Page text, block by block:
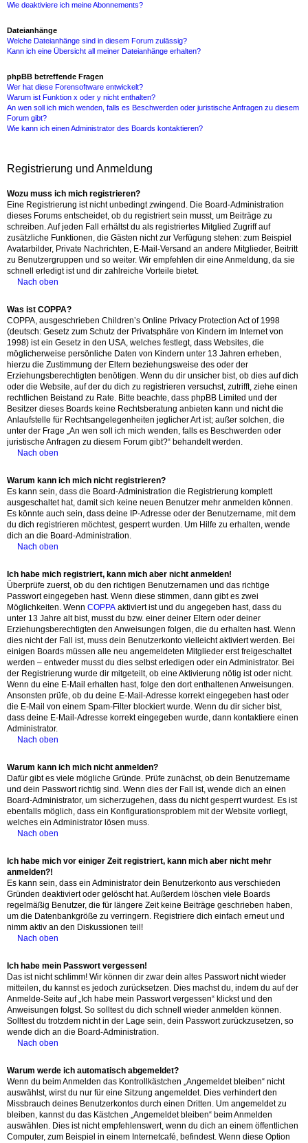
Wie deaktiviere ich meine Abonnements?
Dateianhänge
Welche Dateianhänge sind in diesem Forum zulässig?
Kann ich eine Übersicht all meiner Dateianhänge erhalten?
phpBB betreffende Fragen
Wer hat diese Forensoftware entwickelt?
Warum ist Funktion x oder y nicht enthalten?
An wen soll ich mich wenden, falls es Beschwerden oder juristische Anfragen zu diesem
Forum gibt?
Wie kann ich einen Administrator des Boards kontaktieren?
Registrierung und Anmeldung
Wozu muss ich mich registrieren?
Eine Registrierung ist nicht unbedingt zwingend. Die Board-Administration
dieses Forums entscheidet, ob du registriert sein musst, um Beiträge zu
schreiben. Auf jeden Fall erhältst du als registriertes Mitglied Zugriff auf
zusätzliche Funktionen, die Gästen nicht zur Verfügung stehen: zum Beispiel
Avatarbilder, Private Nachrichten, E-Mail-Versand an andere Mitglieder, Beitritt
zu Benutzergruppen und so weiter. Wir empfehlen dir eine Anmeldung, da sie
schnell erledigt ist und dir zahlreiche Vorteile bietet.
Nach oben
Was ist COPPA?
COPPA, ausgeschrieben Children’s Online Privacy Protection Act of 1998
(deutsch: Gesetz zum Schutz der Privatsphäre von Kindern im Internet von
1998) ist ein Gesetz in den USA, welches festlegt, dass Websites, die
möglicherweise persönliche Daten von Kindern unter 13 Jahren erheben,
hierzu die Zustimmung der Eltern beziehungsweise des oder der
Erziehungsberechtigten benötigen. Wenn du dir unsicher bist, ob dies auf dich
oder die Website, auf der du dich zu registrieren versuchst, zutrifft, ziehe einen
rechtlichen Beistand zu Rate. Bitte beachte, dass phpBB Limited und der
Besitzer dieses Boards keine Rechtsberatung anbieten kann und nicht die
Anlaufstelle für Rechtsangelegenheiten jeglicher Art ist; außer solchen, die
unter der Frage „An wen soll ich mich wenden, falls es Beschwerden oder
juristische Anfragen zu diesem Forum gibt?“ behandelt werden.
Nach oben
Warum kann ich mich nicht registrieren?
Es kann sein, dass die Board-Administration die Registrierung komplett
ausgeschaltet hat, damit sich keine neuen Benutzer mehr anmelden können.
Es könnte auch sein, dass deine IP-Adresse oder der Benutzername, mit dem
du dich registrieren möchtest, gesperrt wurden. Um Hilfe zu erhalten, wende
dich an die Board-Administration.
Nach oben
Ich habe mich registriert, kann mich aber nicht anmelden!
Überprüfe zuerst, ob du den richtigen Benutzernamen und das richtige
Passwort eingegeben hast. Wenn diese stimmen, dann gibt es zwei
Möglichkeiten. Wenn COPPA aktiviert ist und du angegeben hast, dass du
unter 13 Jahre alt bist, musst du bzw. einer deiner Eltern oder deiner
Erziehungsberechtigten den Anweisungen folgen, die du erhalten hast. Wenn
dies nicht der Fall ist, muss dein Benutzerkonto vielleicht aktiviert werden. Bei
einigen Boards müssen alle neu angemeldeten Mitglieder erst freigeschaltet
werden – entweder musst du dies selbst erledigen oder ein Administrator. Bei
der Registrierung wurde dir mitgeteilt, ob eine Aktivierung nötig ist oder nicht.
Wenn du eine E-Mail erhalten hast, folge den dort enthaltenen Anweisungen.
Ansonsten prüfe, ob du deine E-Mail-Adresse korrekt eingegeben hast oder
die E-Mail von einem Spam-Filter blockiert wurde. Wenn du dir sicher bist,
dass deine E-Mail-Adresse korrekt eingegeben wurde, dann kontaktiere einen
Administrator.
Nach oben
Warum kann ich mich nicht anmelden?
Dafür gibt es viele mögliche Gründe. Prüfe zunächst, ob dein Benutzername
und dein Passwort richtig sind. Wenn dies der Fall ist, wende dich an einen
Board-Administrator, um sicherzugehen, dass du nicht gesperrt wurdest. Es ist
ebenfalls möglich, dass ein Konfigurationsproblem mit der Website vorliegt,
welches ein Administrator lösen muss.
Nach oben
Ich habe mich vor einiger Zeit registriert, kann mich aber nicht mehr
anmelden?!
Es kann sein, dass ein Administrator dein Benutzerkonto aus verschieden
Gründen deaktiviert oder gelöscht hat. Außerdem löschen viele Boards
regelmäßig Benutzer, die für längere Zeit keine Beiträge geschrieben haben,
um die Datenbankgröße zu verringern. Registriere dich einfach erneut und
nimm aktiv an den Diskussionen teil!
Nach oben
Ich habe mein Passwort vergessen!
Das ist nicht schlimm! Wir können dir zwar dein altes Passwort nicht wieder
mitteilen, du kannst es jedoch zurücksetzen. Dies machst du, indem du auf der
Anmelde-Seite auf „Ich habe mein Passwort vergessen“ klickst und den
Anweisungen folgst. So solltest du dich schnell wieder anmelden können.
Solltest du trotzdem nicht in der Lage sein, dein Passwort zurückzusetzen, so
wende dich an die Board-Administration.
Nach oben
Warum werde ich automatisch abgemeldet?
Wenn du beim Anmelden das Kontrollkästchen „Angemeldet bleiben“ nicht
auswählst, wirst du nur für eine Sitzung angemeldet. Dies verhindert den
Missbrauch deines Benutzerkontos durch einen Dritten. Um angemeldet zu
bleiben, kannst du das Kästchen „Angemeldet bleiben“ beim Anmelden
auswählen. Dies ist nicht empfehlenswert, wenn du dich an einem öffentlichen
Computer, zum Beispiel in einem Internetcafé, befindest. Wenn diese Option